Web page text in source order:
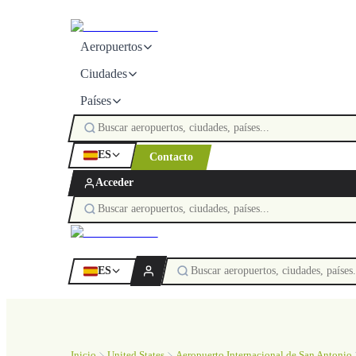
Aeropuertos
Ciudades
Países
ES Contacto
Acceder
ES